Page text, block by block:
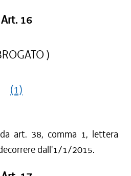
Art. 16
)
(1)
art. 38, comma 1, lettera
dall'1/1/2015.